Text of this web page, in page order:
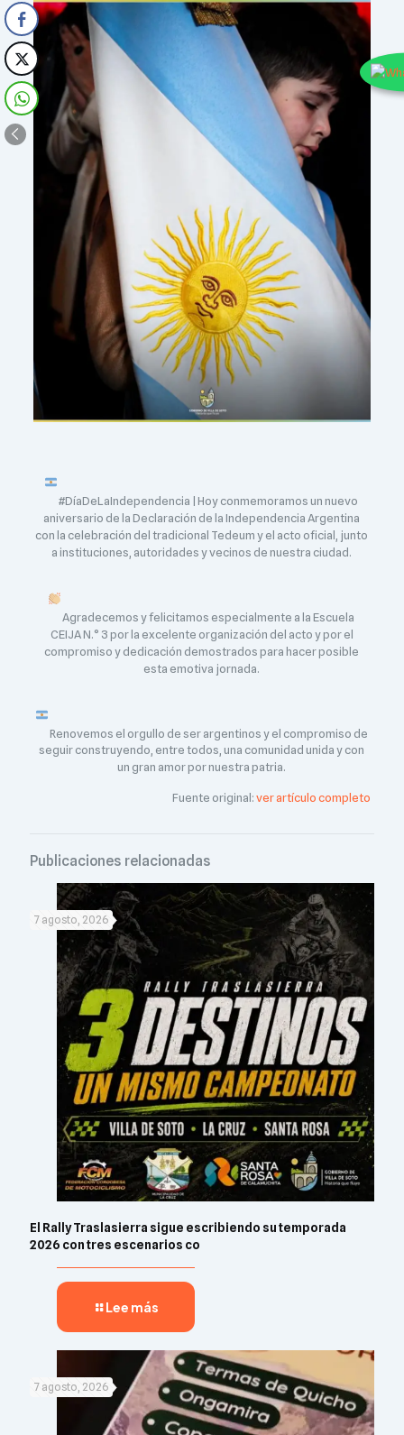
#DíaDeLaIndependencia | Hoy conmemoramos un nuevo
aniversario de la Declaración de la Independencia Argentina
con la celebración del tradicional Tedeum y el acto oficial, junto
a instituciones, autoridades y vecinos de nuestra ciudad.
Agradecemos y felicitamos especialmente a la Escuela
CEIJA N.° 3 por la excelente organización del acto y por el
compromiso y dedicación demostrados para hacer posible
esta emotiva jornada.
Renovemos el orgullo de ser argentinos y el compromiso de
seguir construyendo, entre todos, una comunidad unida y con
un gran amor por nuestra patria.
Fuente original:ver artículo completo
Publicaciones relacionadas
7 agosto, 2026
El Rally Traslasierra sigue escribiendo su temporada
2026 con tres escenarios co
Lee más
7 agosto, 2026